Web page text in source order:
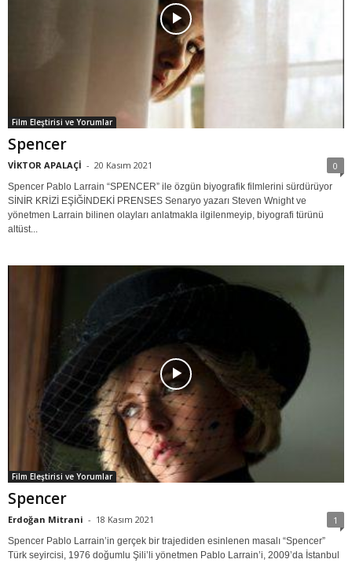
Film Eleştirisi ve Yorumlar
Spencer
VİKTOR APALAÇİ - 20 Kasım 2021 0
Spencer Pablo Larrain “SPENCER” ile özgün biyografik filmlerini sürdürüyor
SİNİR KRİZİ EŞİĞİNDEKİ PRENSES Senaryo yazarı Steven Wnight ve
yönetmen Larrain bilinen olayları anlatmakla ilgilenmeyip, biyografi türünü
altüst...
Film Eleştirisi ve Yorumlar
Spencer
Erdoğan Mitrani - 18 Kasım 2021 1
Spencer Pablo Larrain’in gerçek bir trajediden esinlenen masalı “Spencer”
Türk seyircisi, 1976 doğumlu Şili’li yönetmen Pablo Larrain’i, 2009’da İstanbul